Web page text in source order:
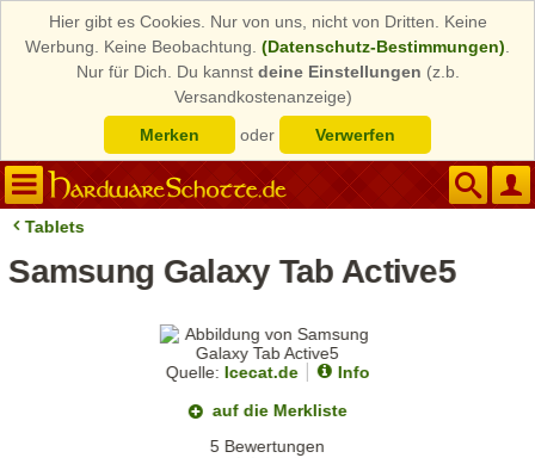
Hier gibt es Cookies. Nur von uns, nicht von Dritten. Keine
Werbung. Keine Beobachtung. (Datenschutz-Bestimmungen)
Nur für Dich. Du kannst deine Einstellungen (z.b.
Versandkostenanzeige)
Merken
oder Verwerfen
Tablets
Samsung Galaxy Tab Active5
Quelle: Icecat.de
Info
auf die Merkliste
5 Bewertungen